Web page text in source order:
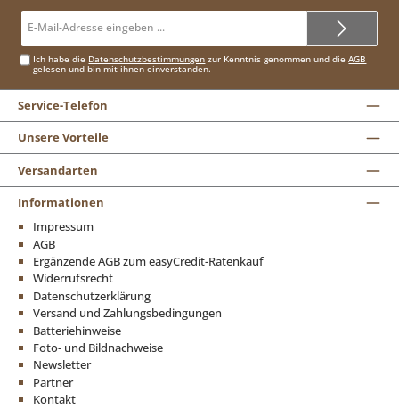
Mail-
Ich habe die Datenschutzbestimmungen zur Kenntnis genommen und dieAGB
gelesen und bin mit ihnen einverstanden.
Service-Telefon
Unsere Vorteile
Versandarten
Informationen
Impressum
AGB
Ergänzende AGB zum easyCredit-Ratenkauf
Widerrufsrecht
Datenschutzerklärung
Versand und Zahlungsbedingungen
Batteriehinweise
Foto- und Bildnachweise
Newsletter
Partner
Kontakt